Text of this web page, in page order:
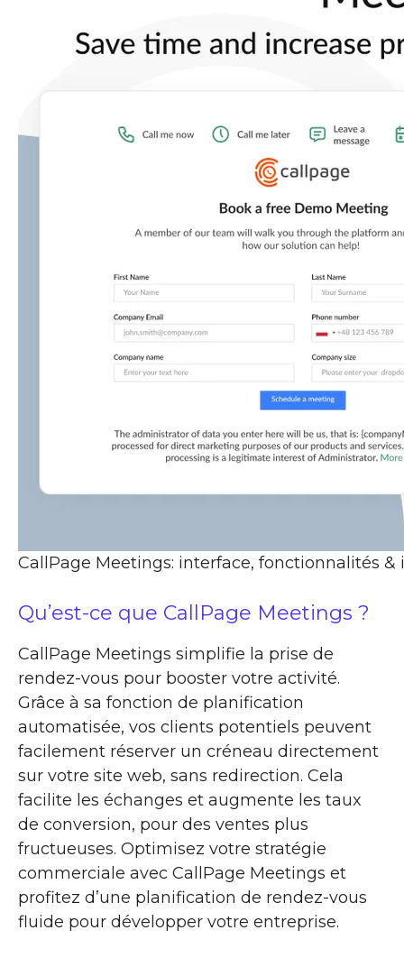
CallPage Meetings: interface, fonctionnalités &
Qu’est-ce que CallPage Meetings ?
CallPage Meetings simplifie la prise de
rendez-vous pour booster votre activité.
Grâce à sa fonction de planification
automatisée, vos clients potentiels peuvent
facilement réserver un créneau directement
sur votre site web, sans redirection. Cela
facilite les échanges et augmente les taux
de conversion, pour des ventes plus
fructueuses. Optimisez votre stratégie
commerciale avec CallPage Meetings et
profitez d’une planification de rendez-vous
fluide pour développer votre entreprise.